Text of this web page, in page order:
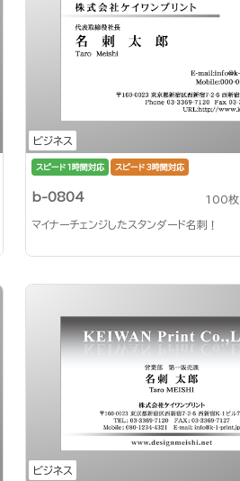
ビジネス
スピード1時間対応 スピード3時間対応
b-0804 100枚
マイナーチェンジしたスタンダード名刺！
ビジネス